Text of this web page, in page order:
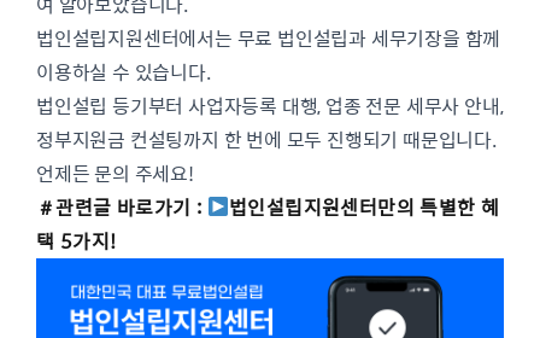
법인설립지원센터에서는 무료 법인설립과 세무기장을 함께
이용하실 수 있습니다.
법인설립 등기부터 사업자등록 대행, 업종 전문 세무사 안내,
정부지원금 컨설팅까지 한 번에 모두 진행되기 때문입니다.
언제든 문의 주세요!
＃관련글 바로가기 :
법인설립지원센터만의 특별한 혜
택 5가지!